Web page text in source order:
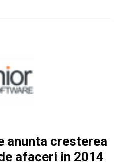
anunta cresterea
afaceri in 2014